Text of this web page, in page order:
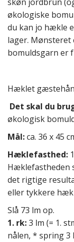
t
økologiske
du kan jo hækle
lager. Mønsteret
bomuldsgarn er
Hæklet
Det skal du
økologisk
Mål:ca. 36 x 45
Hæklefasthed:
Hæklefastheden
det rigtige
eller tykkere
Slå 73 lm op.
1. rk:3 lm (= 1.
nålen, * spring 3